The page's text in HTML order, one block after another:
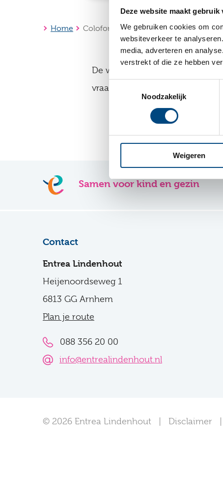
Deze website maakt gebruik
We gebruiken cookies om
websiteverkeer te
media, adverteren en
verstrekt of die ze hebben
Noodzakelijk
Weigeren
Home Colofon
De website
vraag of opmerking over deze
Samen voor kind en gezin
Contact
Entrea Lindenhout
Heijenoordseweg 1
6813 GG Arnhem
Plan je route
088 356 20 00
info@entrealindenhout.nl
© 2026 Entrea Lindenhout Disclaimer